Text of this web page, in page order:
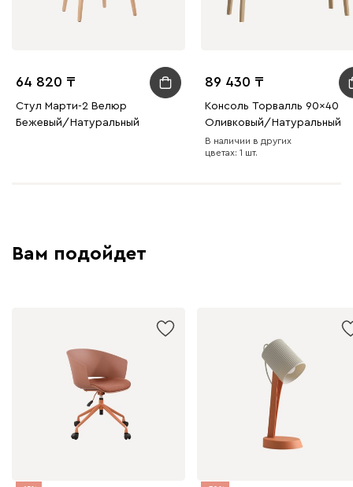
64 820
Стул Марти-2 Велюр
Бежевый/Натуральный
89 430
Консоль Торвалль 90x40
Оливковый/Натуральный
В наличии в других
цветах: 1 шт.
Вам подойдет